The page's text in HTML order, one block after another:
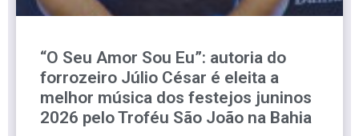
“O Seu Amor Sou Eu”: autoria do
forrozeiro Júlio César é eleita a
melhor música dos festejos juninos
2026 pelo Troféu São João na Bahia